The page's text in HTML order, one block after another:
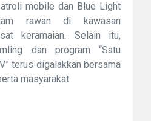
mobile dan Blue Light
rawan di kawasan
keramaian. Selain itu,
dan program “Satu
terus digalakkan bersama
masyarakat.